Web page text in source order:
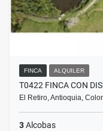
FINCA ALQUILER
T0422 FINCA CON
El Retiro, Antioquia,
3Alcobas